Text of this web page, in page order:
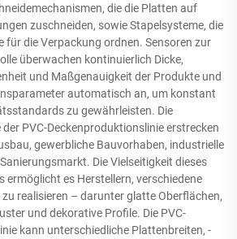
die die Platten auf
zuschneiden, sowie Stapelsysteme, die
für die Verpackung ordnen. Sensoren zur
überwachen kontinuierlich Dicke,
und Maßgenauigkeit der Produkte und
automatisch an, um konstant
zu gewährleisten. Die
PVC-Deckenproduktionslinie erstrecken
gewerbliche Bauvorhaben, industrielle
Die Vielseitigkeit dieses
ermöglicht es Herstellern, verschiedene
realisieren – darunter glatte Oberflächen,
und dekorative Profile. Die PVC-
kann unterschiedliche Plattenbreiten, -